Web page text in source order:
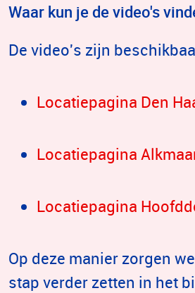
Waar kun je de video's
De video's zijn
Locatiepagina Den
Locatiepagina
Locatiepagina
Op deze manier zorgen
stap verder zetten in het